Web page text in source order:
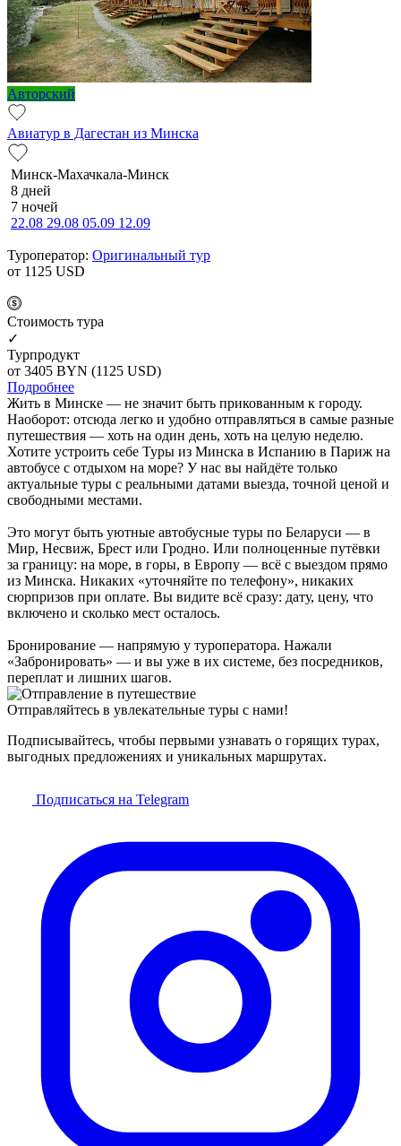
Авторский
Авиатур в Дагестан из Минска
Минск-Махачкала-Минск
8 дней
7 ночей
22.08 29.08 05.09 12.09
Туроператор: Оригинальный тур
от 1125 USD
Cтоимость тура
✓
Турпродукт
от 3405 BYN (1125 USD)
Подробнее
Жить в Минске — не значит быть прикованным к городу.
Наоборот: отсюда легко и удобно отправляться в самые разные
путешествия — хоть на один день, хоть на целую неделю.
Хотите устроить себе Туры из Минска в Испанию в Париж на
автобусе с отдыхом на море? У нас вы найдёте только
актуальные туры с реальными датами выезда, точной ценой и
свободными местами.
Это могут быть уютные автобусные туры по Беларуси — в
Мир, Несвиж, Брест или Гродно. Или полноценные путёвки
за границу: на море, в горы, в Европу — всё с выездом прямо
из Минска. Никаких «уточняйте по телефону», никаких
сюрпризов при оплате. Вы видите всё сразу: дату, цену, что
включено и сколько мест осталось.
Бронирование — напрямую у туроператора. Нажали
«Забронировать» — и вы уже в их системе, без посредников,
переплат и лишних шагов.
Отправляйтесь в увлекательные туры с нами!
Подписывайтесь, чтобы первыми узнавать о горящих турах,
выгодных предложениях и уникальных маршрутах.
Подписаться на Telegram